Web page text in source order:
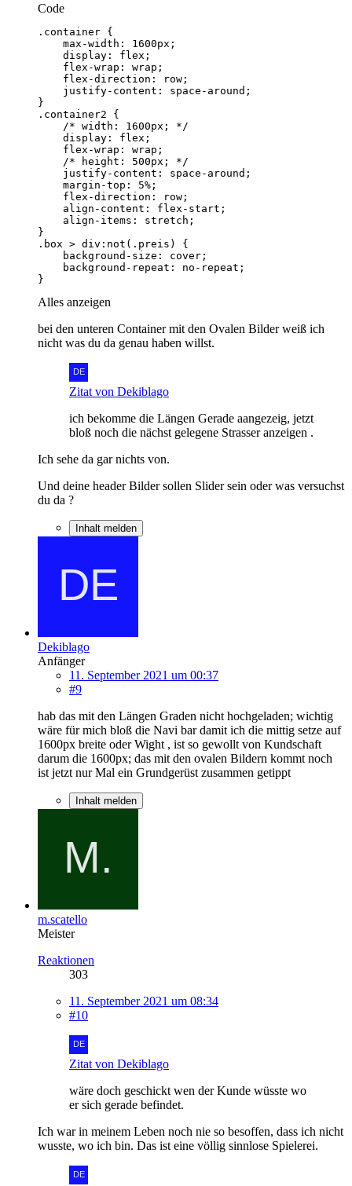
Code
}
Alles anzeigen
bei den unteren Container mit den Ovalen Bilder weiß ich
nicht was du da genau haben willst.
Zitat von Dekiblago
ich bekomme die Längen Gerade aangezeig, jetzt
bloß noch die nächst gelegene Strasser anzeigen .
Ich sehe da gar nichts von.
Und deine header Bilder sollen Slider sein oder was versuchst
du da ?
Inhalt melden
Dekiblago
Anfänger
11. September 2021 um 00:37
#9
hab das mit den Längen Graden nicht hochgeladen; wichtig
wäre für mich bloß die Navi bar damit ich die mittig setze auf
1600px breite oder Wight , ist so gewollt von Kundschaft
darum die 1600px; das mit den ovalen Bildern kommt noch
ist jetzt nur Mal ein Grundgerüst zusammen getippt
Inhalt melden
m.scatello
Meister
Reaktionen
303
11. September 2021 um 08:34
#10
Zitat von Dekiblago
wäre doch geschickt wen der Kunde wüsste wo
er sich gerade befindet.
Ich war in meinem Leben noch nie so besoffen, dass ich nicht
wusste, wo ich bin. Das ist eine völlig sinnlose Spielerei.